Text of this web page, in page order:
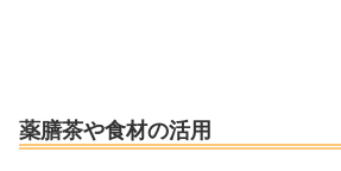
薬膳茶や食材の活用